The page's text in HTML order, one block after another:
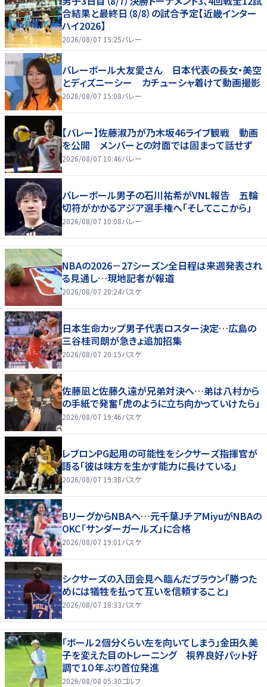
合結果と最終日（8/8）の試合予定【近畿インター
ハイ2026】
2026/08/07 15:25バレー
バレーボール大友愛さん 日本代表の長女・美空
とディズニーシー カチューシャ着けて動画撮影
2026/08/07 15:08バレー
【バレー】佐藤淑乃が乃木坂46ライブ観戦 動画
を公開 メンバーとの対面では固まって話せず
2026/08/07 10:46バレー
バレーボール男子の石川祐希がVNL報告 五輪
切符がかかるアジア選手権へ「そしてここから」
2026/08/07 10:08バレー
NBAの2026－27シーズン全日程は来週発表され
る見通し…現地記者が報道
2026/08/07 20:24バスケ
日本生命カップ男子代表ロスター決定…広島の
三谷桂司朗が急きょ追加招集
2026/08/07 20:15バスケ
佐藤凪と佐藤久遠が兄弟対決へ…弟は八村から
の手紙で発奮「虎のように立ち向かっていけたら」
2026/08/07 19:46バスケ
レブロンPG起用の可能性をシクサーズ指揮官が
語る「彼は味方を生かす能力に長けている」
2026/08/07 19:38バスケ
BリーグからNBAへ…元千葉JチアMiyuがNBAの
OKC「サンダーガールズ」に合格
2026/08/07 19:01 バスケ
シクサーズの入団会見へ臨んだブラウン「勝つた
めには犠牲を払って互いを信頼すること」
2026/08/07 18:33バスケ
「ボール２個分くらい左を向いてしまう」金田久美
子を変えた目のトレーニング 視界良好パット好
調で１０年ぶり首位発進
2026/08/08 05:30ゴルフ